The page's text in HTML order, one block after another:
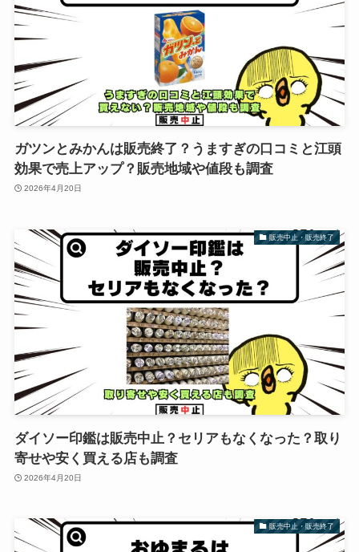
ガツンとみかんは販売終了？うますぎの口コミと江頭
効果で売上アップ？販売地域や値段も調査
2026年4月20日
販売中止・販売終了
ダイソー印鑑は販売中止？セリアもなくなった？取り
寄せや安く買える店も調査
2026年4月20日
販売中止・販売終了